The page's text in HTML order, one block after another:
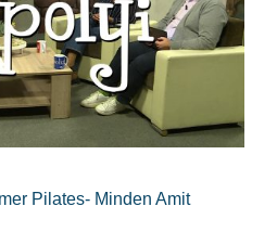
Pilates- Minden Amit